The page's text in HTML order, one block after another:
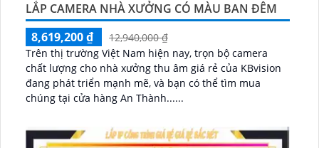
LẮP CAMERA NHÀ XƯỞNG CÓ MÀU BAN ĐÊM
8,619,200 ₫
12,940,000 ₫
Trên thị trường Việt Nam hiện nay, trọn bộ camera
chất lượng cho nhà xưởng thu âm giá rẻ của KBvision
đang phát triển mạnh mẽ, và bạn có thể tìm mua
chúng tại cửa hàng An Thành......